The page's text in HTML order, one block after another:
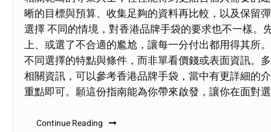
晰的目標與預算、收集足夠的資料再比較，以及保留
選擇 不同的情境，對香港品牌手袋的要求也不一樣
上、或選了不合適的尷尬，讓每一分付出都用得其所
不同選擇的特點與條件，而非單看價錢或表面資訊。
相關資訊，可以參考香港品牌手袋，當中有更詳細的
重點即可。願這份指南能為你帶來啟發，讓你在面對
Continue Reading